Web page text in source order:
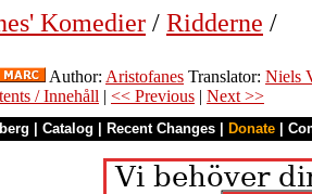
Komedier / Ridderne /
Author: Aristofanes Translator: Niels
/ Innehåll | << Previous | Next >>
Catalog Recent Changes Donate